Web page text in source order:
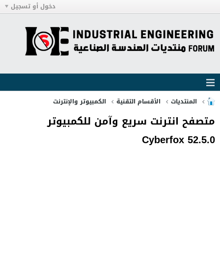
دخول أو تسجيل
المنتديات الأقسام التقنية الكمبيوتر والإنترنت
متصفح انترنت سريع وآمن للكمبيوتر
Cyberfox 52.5.0